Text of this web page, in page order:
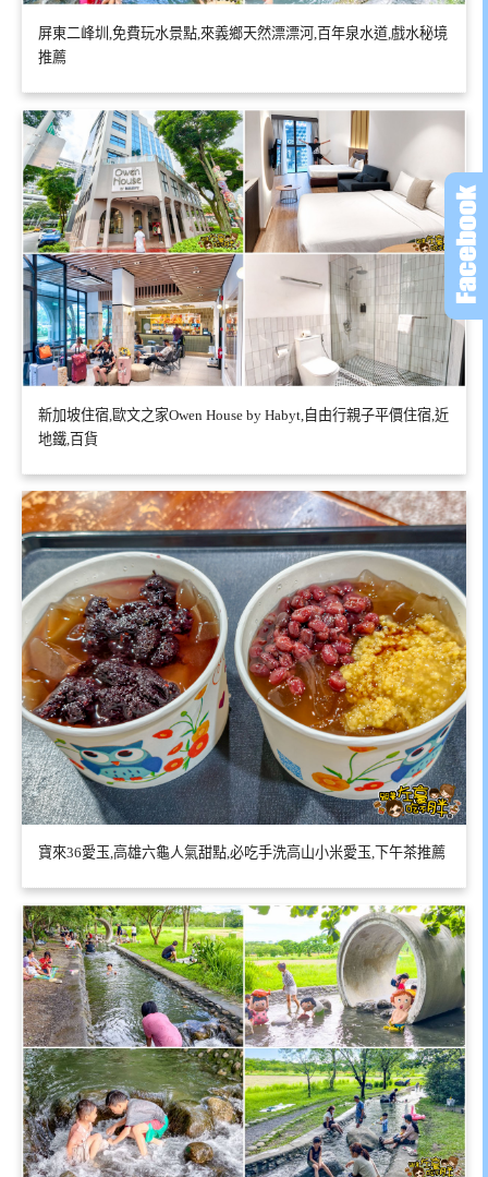
屏東二峰圳,免費玩水景點,來義鄉天然漂漂河,百年泉水道,戲水秘境
推薦
新加坡住宿,歐文之家Owen House by Habyt,自由行親子平價住宿,近
地鐵,百貨
寶來36愛玉,高雄六龜人氣甜點,必吃手洗高山小米愛玉,下午茶推薦